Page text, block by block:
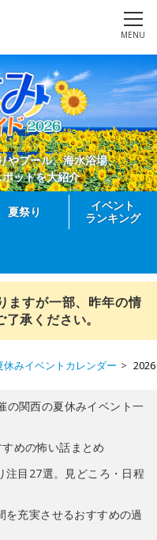
MENU
やプール、海水浴場、
ットを大紹介
夏祭り
イベント
ランキング
ますが一部、昨年の情
承ください。
休みイベントカレンダー
の関西の夏休みイベント一
めの怖い話まとめ
注目27選。見どころ・日程
を充実させるおすすめの過